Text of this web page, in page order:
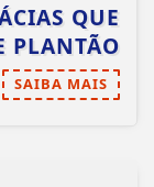
QUE
PLANTÃO
SAIBA MAIS